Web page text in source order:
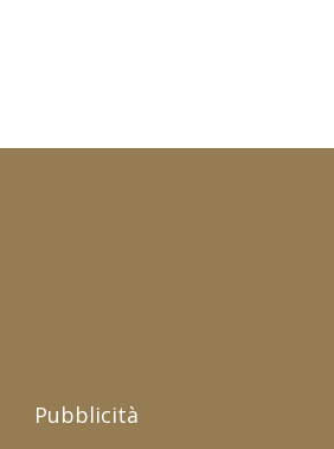
Pubblicità